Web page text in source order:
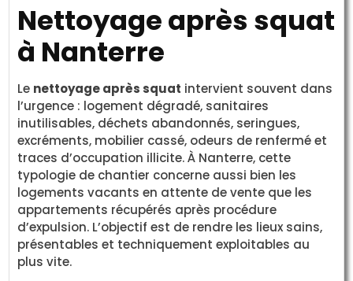
Nettoyage après squat
à Nanterre
Le nettoyage après squat intervient souvent dans
l’urgence : logement dégradé, sanitaires
inutilisables, déchets abandonnés, seringues,
excréments, mobilier cassé, odeurs de renfermé et
traces d’occupation illicite. À Nanterre, cette
typologie de chantier concerne aussi bien les
logements vacants en attente de vente que les
appartements récupérés après procédure
d’expulsion. L’objectif est de rendre les lieux sains,
présentables et techniquement exploitables au
plus vite.